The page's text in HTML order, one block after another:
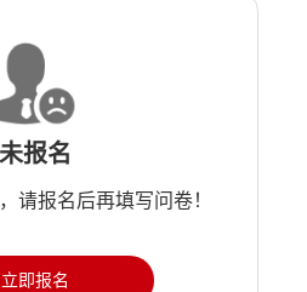
未报名
请报名后再填写问卷！
立即报名